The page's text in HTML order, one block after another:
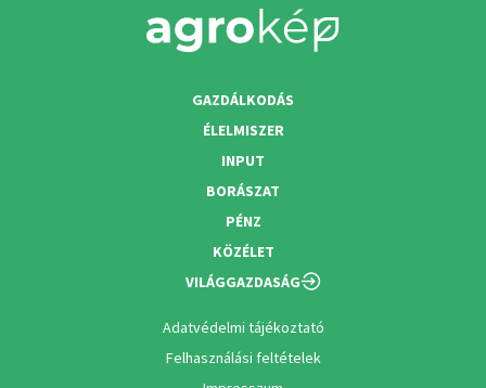
GAZDÁLKODÁS
ÉLELMISZER
INPUT
BORÁSZAT
PÉNZ
KÖZÉLET
VILÁGGAZDASÁG
Adatvédelmi tájékoztató
Felhasználási feltételek